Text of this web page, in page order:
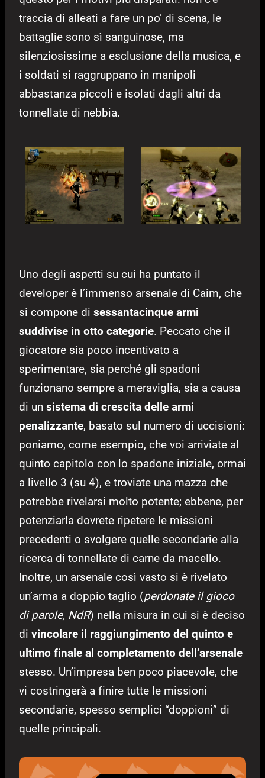
traccia di alleati a fare un po’ di scena, le
battaglie sono sì sanguinose, ma
silenziosissime a esclusione della musica, e
i soldati si raggruppano in manipoli
abbastanza piccoli e isolati dagli altri da
tonnellate di nebbia.
Uno degli aspetti su cui ha puntato il
developer è l’immenso arsenale di Caim, che
si compone di sessantacinque armi
suddivise in otto categorie. Peccato che il
giocatore sia poco incentivato a
sperimentare, sia perché gli spadoni
funzionano sempre a meraviglia, sia a causa
di un sistema di crescita delle armi
penalizzante, basato sul numero di uccisioni:
poniamo, come esempio, che voi arriviate al
quinto capitolo con lo spadone iniziale, ormai
a livello 3 (su 4), e troviate una mazza che
potrebbe rivelarsi molto potente; ebbene, per
potenziarla dovrete ripetere le missioni
precedenti o svolgere quelle secondarie alla
ricerca di tonnellate di carne da macello.
Inoltre, un arsenale così vasto si è rivelato
un’arma a doppio taglio (perdonate il gioco
di parole, NdR) nella misura in cui si è deciso
di vincolare il raggiungimento del quinto e
ultimo finale al completamento dell’arsenale
stesso. Un’impresa ben poco piacevole, che
vi costringerà a finire tutte le missioni
secondarie, spesso semplici “doppioni” di
quelle principali.